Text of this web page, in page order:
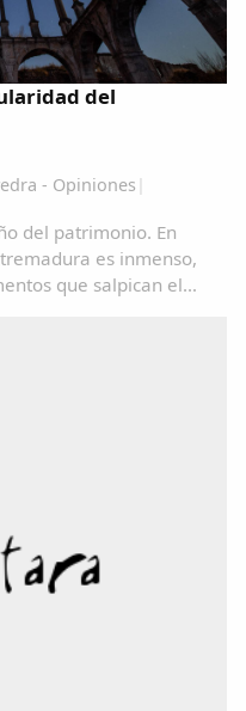
del
- Opiniones |
del patrimonio. En
es inmenso,
que salpican el